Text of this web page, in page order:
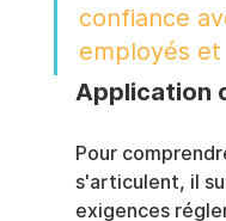
confiance
employés et
Application
Pour
s'articulent, il
exigences